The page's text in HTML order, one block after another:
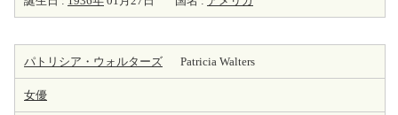
パトリシア・ウォルターズ Patricia Walters
女優